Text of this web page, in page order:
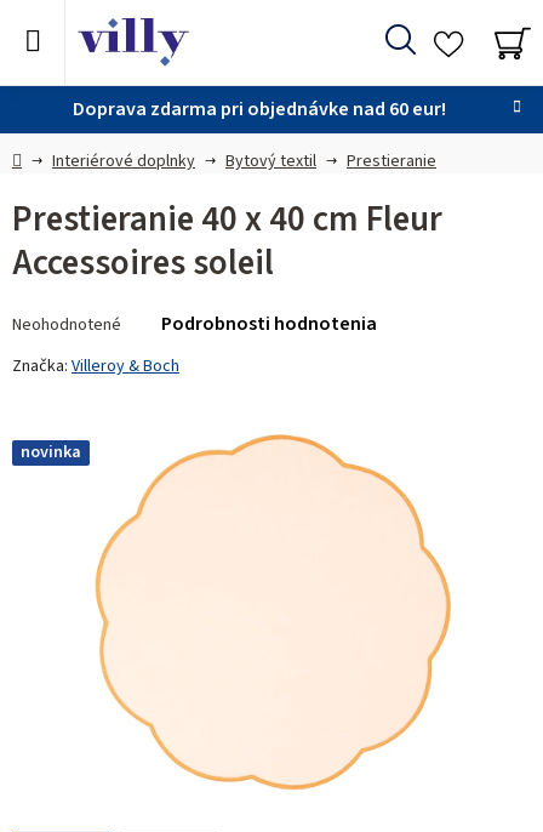
Doprava zdarma pri objednávke nad 60 eur!
Hľadať
DomovInteriérové doplnky Bytový textil Prestieranie
Prestieranie 40 x 40 cm Fleur
Accessoires soleil
hodnotenie
produktu
z 5
hviezdičiek.
Neohodnotené Podrobnosti hodnotenia
Značka: Villeroy & Boch
novinka